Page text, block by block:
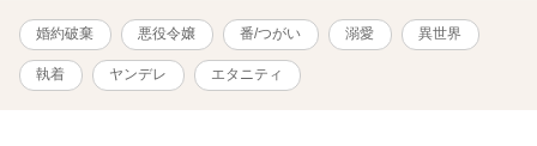
婚約破棄 悪役令嬢 番/つがい 溺愛 異世界
執着 ヤンデレ エタニティ